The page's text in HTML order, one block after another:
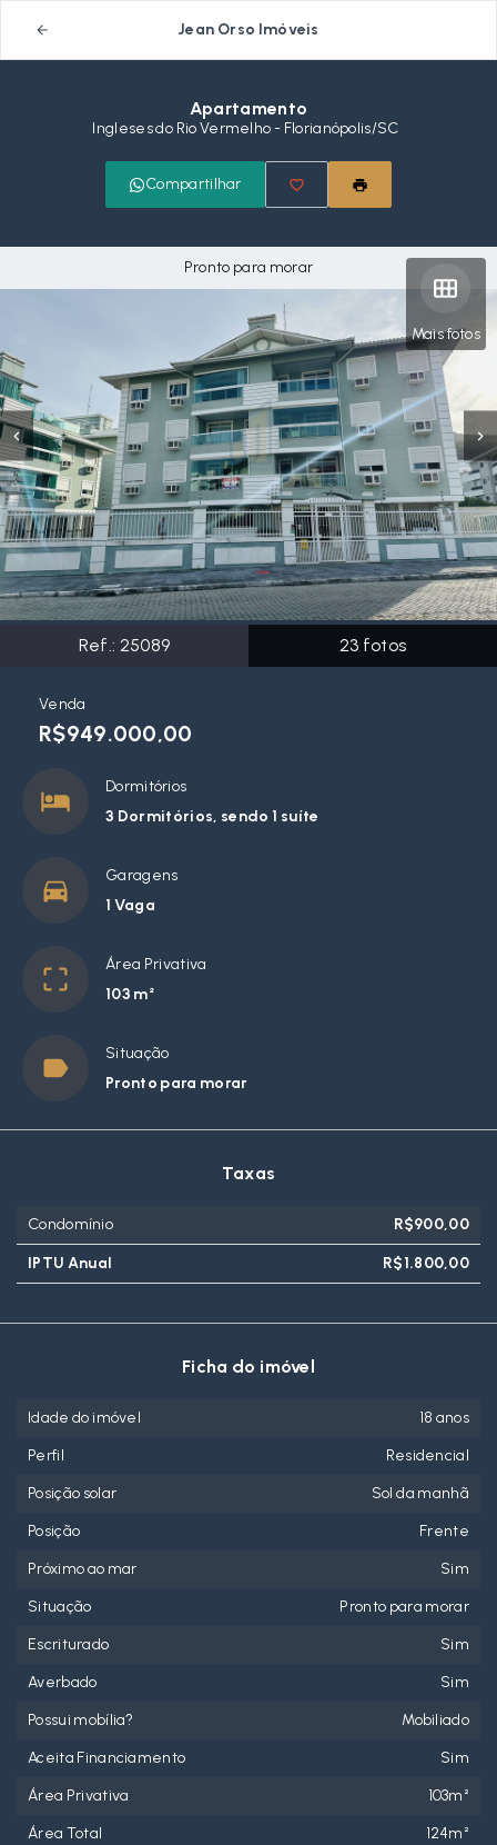
Jean Orso Imóveis
Apartamento
Ingleses do Rio Vermelho - Florianópolis/SC
Compartilhar
Mais fotos
Ref.: 25089 23 fotos
Pronto para morar
Venda
R$949.000,00
Dormitórios
3 Dormitórios, sendo 1 suíte
Garagens
1 Vaga
Área Privativa
103 m²
Situação
Pronto para morar
Taxas
Condomínio R$900,00
IPTU Anual R$1.800,00
Ficha do imóvel
Idade do imóvel
18 anos
Perfil
Residencial
Posição solar
Sol da manhã
Posição
Frente
Próximo ao mar
Sim
Situação
Pronto para morar
Escriturado
Sim
Averbado
Sim
Possui mobília?
Mobiliado
Aceita Financiamento
Sim
Área Privativa
103m²
Área Total
124m²